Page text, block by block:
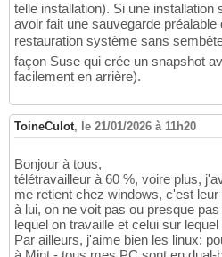
telle installation). Si une
avoir fait une sauvegarde préalable
restauration système sans
façon Suse qui crée un snapshot
facilement en arrière).
ToineCulot, le 21/01/2026 à 11h20
Bonjour à tous,
télétravailleur à 60 %, voire plus,
me retient chez windows, c'est
à lui, on ne voit pas ou presque
lequel on travaille et celui sur
Par ailleurs, j'aime bien les linux: